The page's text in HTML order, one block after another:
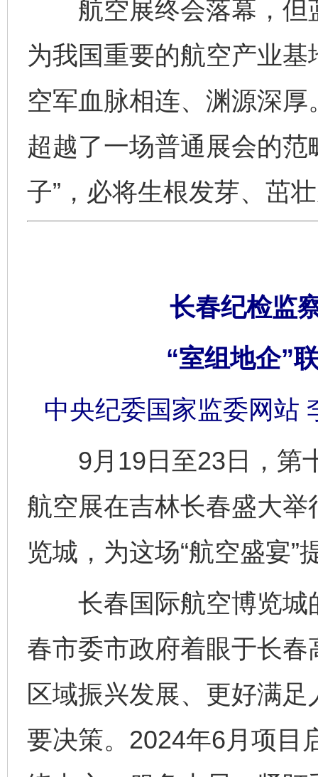
航空展终会落幕，但
为我国重要的航空产业
空军血脉相连、渊源深
超越了一场普通展会的
子”，必将生根发芽、茁
长春纪检监
“室组地企”
中央纪委国家监委网站
9月19日至23日，第
航空展在吉林长春盛大
览城，为这场“航空盛宴
长春国际航空博览城
春市委市政府着眼于长
区域振兴发展、更好满
要决策。2024年6月项目